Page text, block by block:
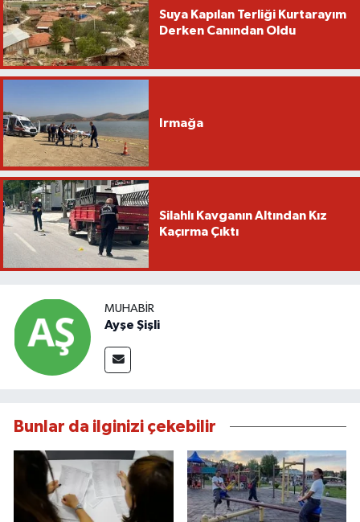
Suya Kapılan Terliği Kurtarayım
Derken Canından Oldu
Irmağa
Silahlı Kavganın Altından Kız
Kaçırma Çıktı
MUHABIR
Ayşe Şişli
Bunlar da ilginizi çekebilir